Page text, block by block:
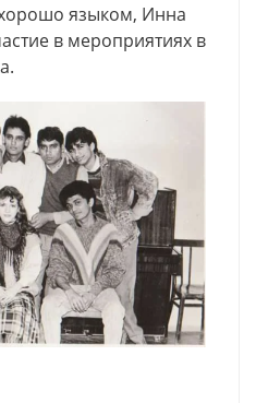
языком, Инна
в мероприятиях в